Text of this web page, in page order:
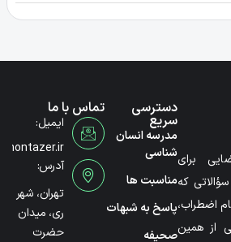
برای
که
اضطراب،
از همین
دسترسی
سریع
مدرسه انسان
شناسی
مناسبت ها
پاسخ به شبهات
صحیفه
تماس با ما
ایمیل:
آدرس:
تهران، شهر
ری، میدان
حضرت